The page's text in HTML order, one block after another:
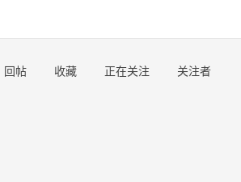
回帖 收藏 正在关注 关注者